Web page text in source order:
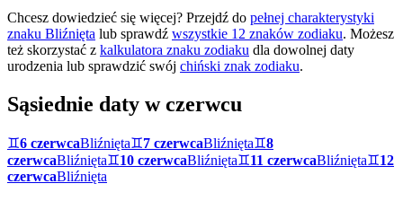
Chcesz dowiedzieć się więcej? Przejdź do pełnej charakterystyki
znaku Bliźnięta lub sprawdź wszystkie 12 znaków zodiaku. Możesz
też skorzystać z kalkulatora znaku zodiaku dla dowolnej daty
urodzenia lub sprawdzić swój chiński znak zodiaku.
Sąsiednie daty wczerwcu
♊6 czerwcaBliźnięta♊7 czerwcaBliźnięta♊8
czerwcaBliźnięta♊10 czerwcaBliźnięta♊11 czerwcaBliźnięta♊12
czerwcaBliźnięta